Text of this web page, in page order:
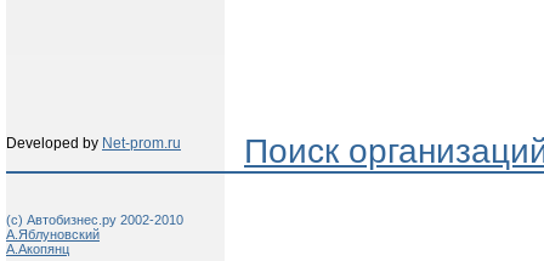
Developed by Net-prom.ru Поиск
(c) Автобизнес.ру 2002-2010
А.Яблуновский
А.Акопянц